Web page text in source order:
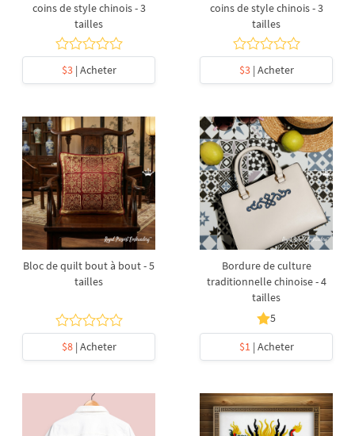
coins de style chinois - 3
tailles
$3| Acheter
coins de style chinois - 3
tailles
$3| Acheter
Bloc de quilt bout à bout - 5
tailles
$8| Acheter
Bordure de culture
traditionnelle chinoise - 4
tailles
5
$1| Acheter